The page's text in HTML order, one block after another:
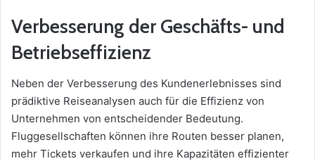
Verbesserung der Geschäfts- und
Betriebseffizienz
Neben der Verbesserung des Kundenerlebnisses sind
prädiktive Reiseanalysen auch für die Effizienz von
Unternehmen von entscheidender Bedeutung.
Fluggesellschaften können ihre Routen besser planen,
mehr Tickets verkaufen und ihre Kapazitäten effizienter